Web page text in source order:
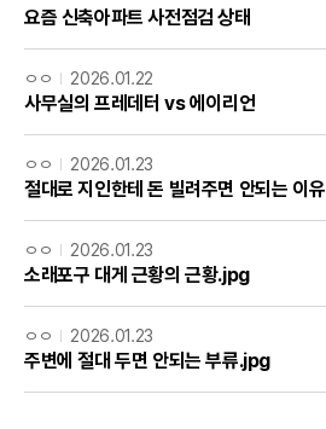
요즘 신축아파트 사전점검 상태
ㅇㅇ 2026.01.22
사무실의 프레데터 vs 에이리언
ㅇㅇ 2026.01.23
절대로 지인한테 돈 빌려주면 안되는 이유
ㅇㅇ 2026.01.23
소래포구 대게 근황의 근황.jpg
ㅇㅇ 2026.01.23
주변에 절대 두면 안되는 부류.jpg